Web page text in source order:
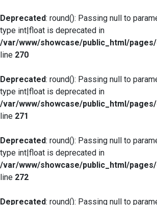
Deprecated: round(): Passing null to
type int|float is deprecated in
/var/www/showcase/public_html/
line 270
Deprecated: round(): Passing null to
type int|float is deprecated in
/var/www/showcase/public_html/
line 271
Deprecated: round(): Passing null to
type int|float is deprecated in
/var/www/showcase/public_html/
line 272
Deprecated: round(): Passing null to